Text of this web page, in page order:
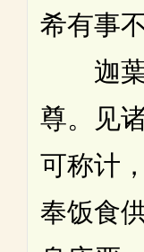
希有事
迦葉
尊。见
可称计
奉饭食